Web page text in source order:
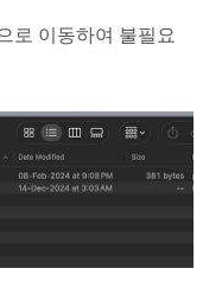
로 이동하여 불필요